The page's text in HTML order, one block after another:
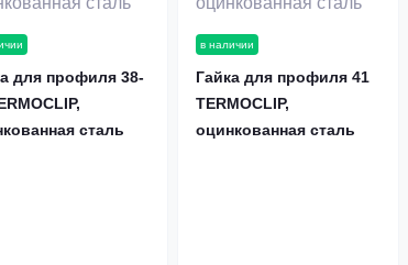
для профиля 38-
сталь
в наличии
Гайка для профиля 41
TERMOCLIP,
оцинкованная сталь